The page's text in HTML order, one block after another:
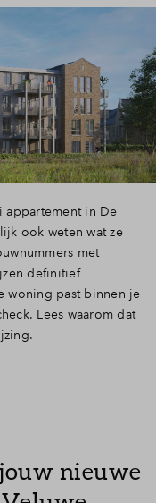
appartement in De
ook weten wat ze
met
definitief
woning past binnen je
Lees waarom dat
nieuwe